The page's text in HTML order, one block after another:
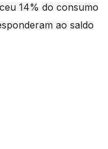
14% do consumo
ao saldo